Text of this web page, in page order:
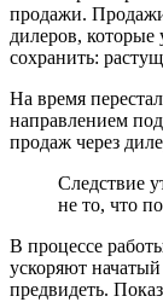
продажи.
дилеров, которые
сохранить:
На время
направлением
продаж через
Следствие
не то, что
В процессе
ускоряют
предвидеть.